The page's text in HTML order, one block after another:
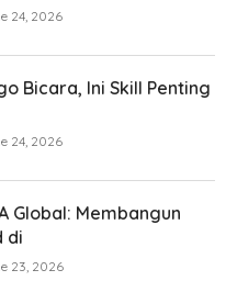
24, 2026
Bicara, Ini Skill Penting
24, 2026
Global: Membangun
di
23, 2026